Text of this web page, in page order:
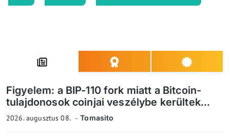
Figyelem: a BIP-110 fork miatt a Bitcoin-
tulajdonosok coinjai veszélybe kerültek...
2026. augusztus 08. Tomasito